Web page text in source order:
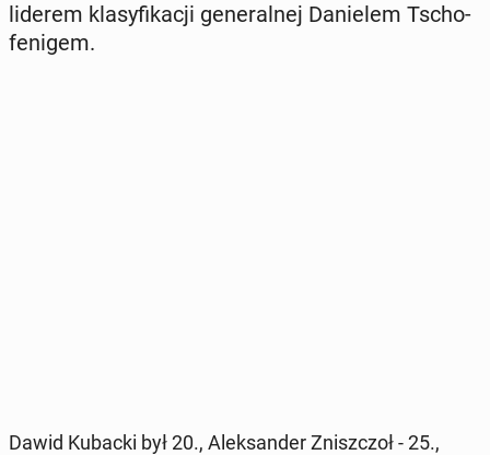
liderem kla­sy­fi­ka­cji ge­ne­ral­nej Da­nie­lem Tscho­
fe­ni­gem.
Dawid Kubacki był 20., Alek­san­der Znisz­czoł - 25.,